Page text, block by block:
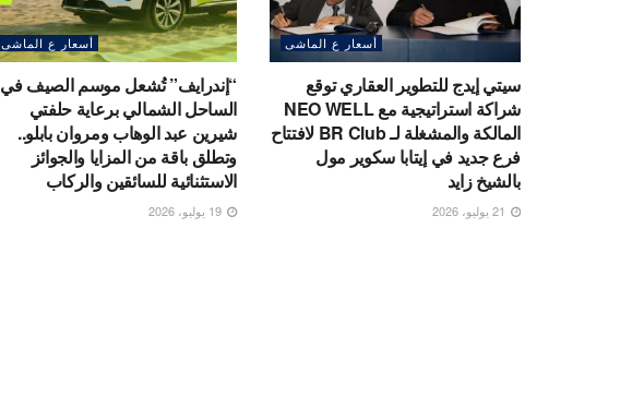
أسعار ع الماشى
سيتي إيدج للتطوير العقاري توقع
شراكة استراتيجية مع NEO WELL
المالكة والمشغلة لـ BR Club لافتتاح
فرع جديد في إيتابا سكوير مول
بالشيخ زايد
أسعار ع الماشى
“إندرايف” تُشعل موسم الصيف في
الساحل الشمالي برعاية حلفتي
شيرين عبد الوهاب ومروان بابلو..
وتطلق باقة من المزايا والجوائز
الاستثنائية للسائقين والركاب